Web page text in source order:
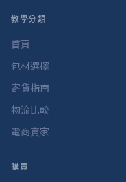
教學分類
首頁
包材選擇
寄貨指南
物流比較
電商賣家
購買